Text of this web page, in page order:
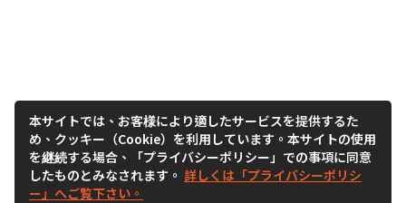
本サイトでは、お客様により適したサービスを提供するた
め、クッキー（Cookie）を利用しています。本サイトの使用
を継続する場合、「プライバシーポリシー」での事項に同意
したものとみなされます。 詳しくは「プライバシーポリシ
ー」へご覧下さい。